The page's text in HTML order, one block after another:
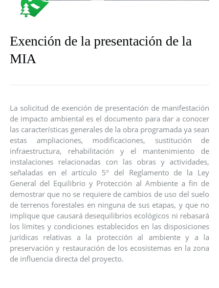
Exención de la presentación de la
MIA
La solicitud de exención de presentación de manifestación
de impacto ambiental es el documento para dar a conocer
las características generales de la obra programada ya sean
estas ampliaciones, modificaciones, sustitución de
infraestructura, rehabilitación y el mantenimiento de
instalaciones relacionadas con las obras y actividades,
señaladas en el artículo 5º del Reglamento de la Ley
General del Equilibrio y Protección al Ambiente a fin de
demostrar que no se requiere de cambios de uso del suelo
de terrenos forestales en ninguna de sus etapas, y que no
implique que causará desequilibrios ecológicos ni rebasará
los límites y condiciones establecidos en las disposiciones
jurídicas relativas a la protección al ambiente y a la
preservación y restauración de los ecosistemas en la zona
de influencia directa del proyecto.